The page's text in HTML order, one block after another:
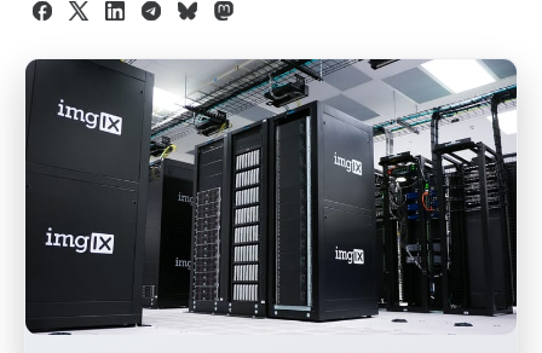
Facebook
X LinkedInTelegram
BlueskyMastodon